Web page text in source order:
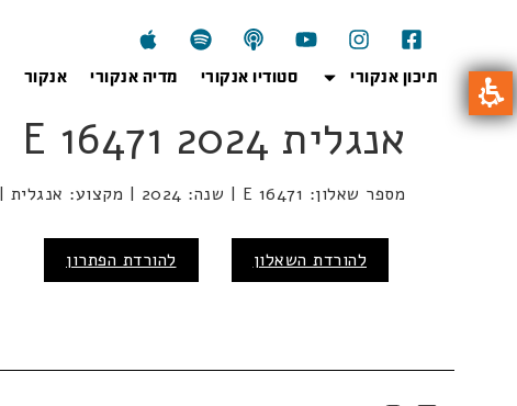
תיכון אנקורי סטודיו אנקורי מדיה אנקורי אנקור
אנגלית E 16471 2024
מספר שאלון: E 16471 | שנה: 2024 | מקצוע: אנגלית | מועד:
להורדת השאלון להורדת הפתרון